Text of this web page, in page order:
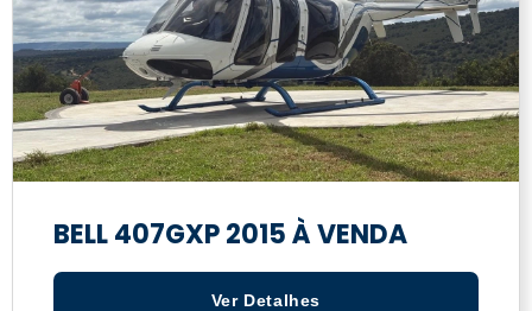
BELL 407GXP 2015 À VENDA
Ver Detalhes